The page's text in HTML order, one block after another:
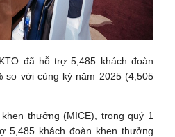
đã hỗ trợ 5,485 khách đoàn
so với cùng kỳ năm 2025 (4,505
thưởng (MICE), trong quý 1
5,485 khách đoàn khen thưởng